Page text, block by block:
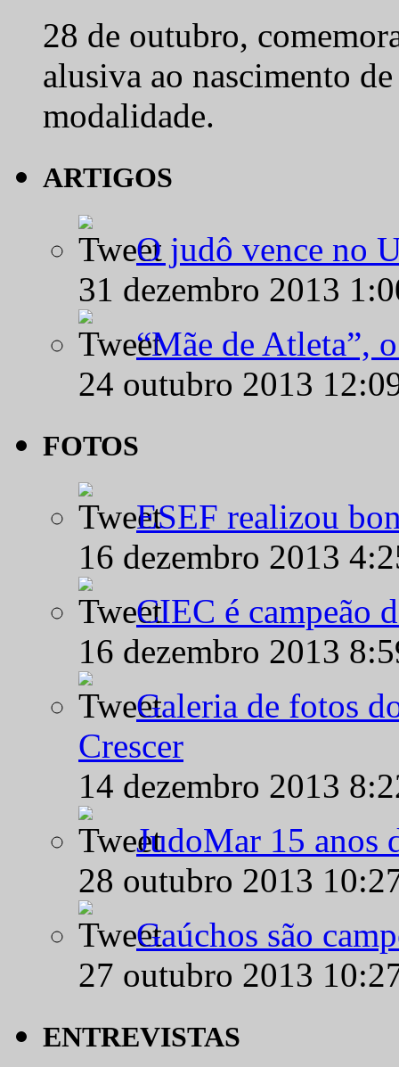
28 de outubro,
alusiva ao nascimento
modalidade.
ARTIGOS
O judô vence no
31 dezembro 2013
“Mãe de Atleta”,
24 outubro 2013
FOTOS
ESEF realizou
16 dezembro 2013
CIEC é campeão
16 dezembro 2013
Galeria de fotos
Crescer
14 dezembro 2013
JudoMar 15 anos
28 outubro 2013
Gaúchos são
27 outubro 2013
ENTREVISTAS